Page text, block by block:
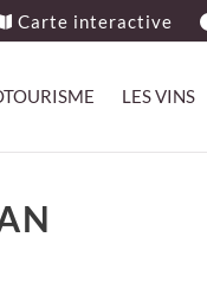
Carte interactive
LES VINS